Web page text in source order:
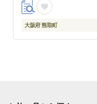
大阪府 熊取町